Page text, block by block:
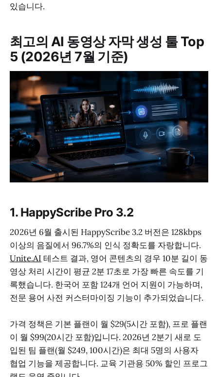
있습니다.
최고의 AI 동영상 자막 생성 툴 Top
5 (2026년 7월 기준)
1. HappyScribe Pro 3.2
2026년 6월 출시된 HappyScribe 3.2 버전은 128kbps
이상의 음질에서 96.7%의 인식 정확도를 자랑합니다.
Unite.AI 테스트 결과, 영어 콘텐츠의 경우 10분 길이 동
영상 처리 시간이 평균 2분 17초로 가장 빠른 속도를 기
록했습니다. 한국어 포함 124개 언어 지원이 가능하며,
전문 용어 사전 커스터마이징 기능이 추가되었습니다.
가격 정책은 기본 플랜이 월 $29(5시간 포함), 프로 플랜
이 월 $99(20시간 포함)입니다. 2026년 2분기 새로 도
입된 팀 플랜(월 $249, 100시간)은 최대 5명의 사용자
협업 기능을 제공합니다. 교육 기관용 50% 할인 프로그